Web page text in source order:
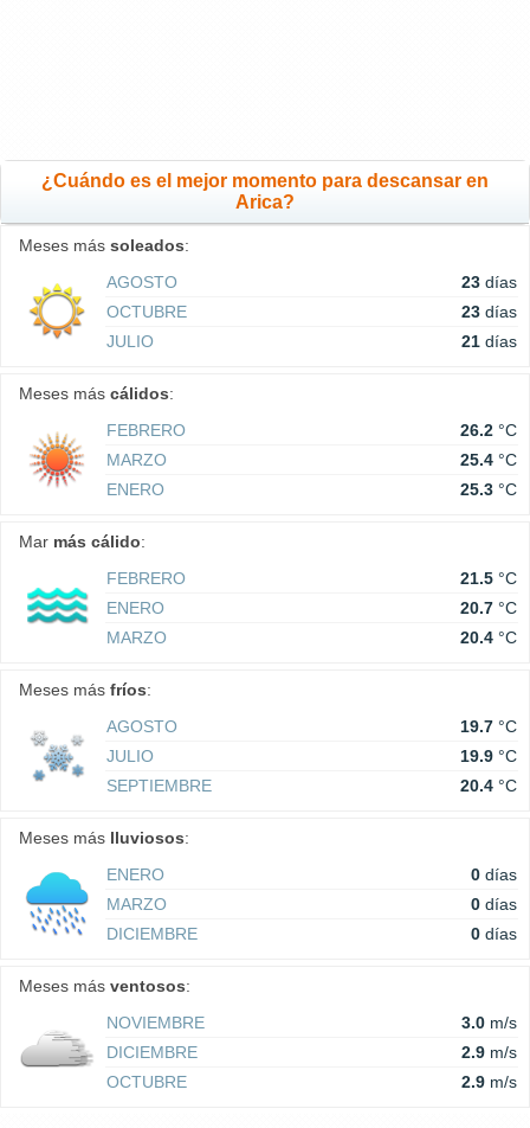
¿Cuándo es el mejor momento para descansar en
Arica?
Meses más soleados:
AGOSTO
23 días
OCTUBRE
23 días
JULIO
21 días
Meses más cálidos:
FEBRERO
26.2 °C
MARZO
25.4 °C
ENERO
25.3 °C
Mar más cálido:
FEBRERO
21.5 °C
ENERO
20.7 °C
MARZO
20.4 °C
Meses más fríos:
AGOSTO
19.7 °C
JULIO
19.9 °C
SEPTIEMBRE
20.4 °C
Meses más lluviosos:
ENERO
0 días
MARZO
0 días
DICIEMBRE
0 días
Meses más ventosos:
NOVIEMBRE
3.0 m/s
DICIEMBRE
2.9 m/s
OCTUBRE
2.9 m/s